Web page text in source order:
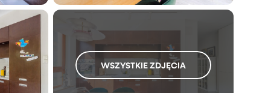
WSZYSTKIE ZDJĘCIA